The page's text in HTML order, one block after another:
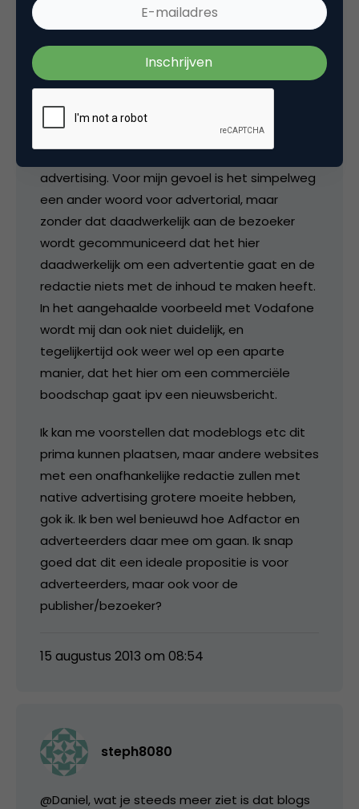
13 Reacties
advertising. Voor mijn gevoel is het simpelweg
een ander woord voor advertorial, maar
zonder dat daadwerkelijk aan de bezoeker
wordt gecommuniceerd dat het hier
daadwerkelijk om een advertentie gaat en de
redactie niets met de inhoud te maken heeft.
In het aangehaalde voorbeeld met Vodafone
wordt mij dan ook niet duidelijk, en
tegelijkertijd ook weer wel op een aparte
manier, dat het hier om een commerciële
boodschap gaat ipv een nieuwsbericht.
Ik kan me voorstellen dat modeblogs etc dit
prima kunnen plaatsen, maar andere websites
met een onafhankelijke redactie zullen met
native advertising grotere moeite hebben,
gok ik. Ik ben wel benieuwd hoe Adfactor en
adverteerders daar mee om gaan. Ik snap
goed dat dit een ideale propositie is voor
adverteerders, maar ook voor de
publisher/bezoeker?
15 augustus 2013 om 08:54
steph8080
@Daniel, wat je steeds meer ziet is dat blogs